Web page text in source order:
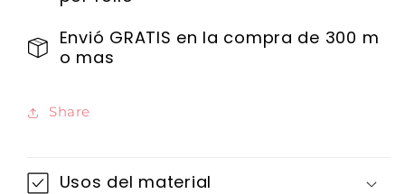
Envió GRATIS en la compra de 300 m
o mas
Share
Usos del material